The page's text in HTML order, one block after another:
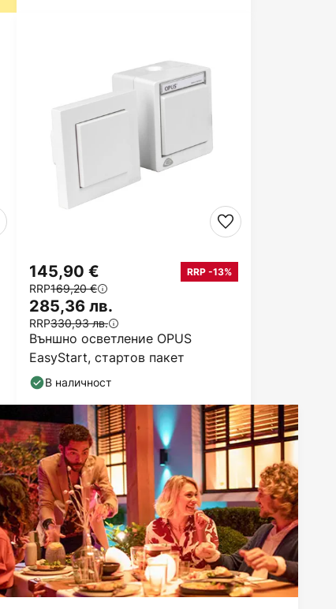
Външно осветление OPUS
EasyStart, стартов пакет
145,90 € RRP -13%
RRP169,20 €
285,36 лв.
RRP330,93 лв.
В наличност